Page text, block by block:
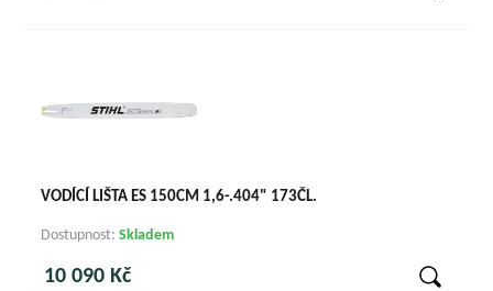
VODÍCÍ LIŠTA ES 150CM 1,6-.404" 173ČL.
Dostupnost:Skladem
10 090 Kč